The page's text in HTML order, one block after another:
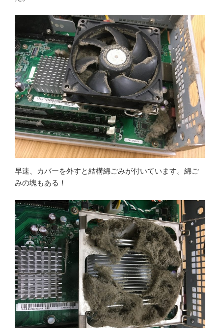
早速、カバーを外すと結構綿ごみが付いています。綿ご
みの塊もある！